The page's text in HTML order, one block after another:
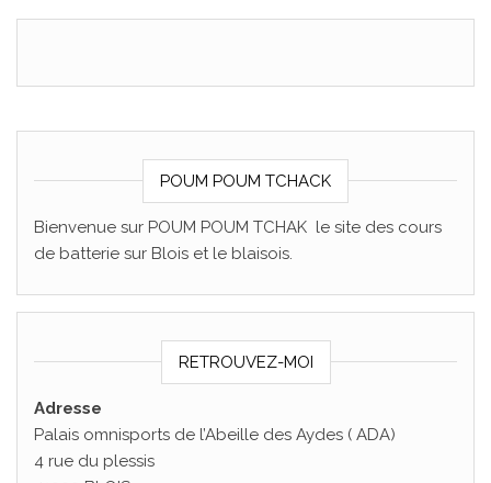
POUM POUM TCHACK
Bienvenue sur POUM POUM TCHAK le site des cours
de batterie sur Blois et le blaisois.
RETROUVEZ-MOI
Adresse
Palais omnisports de l’Abeille des Aydes ( ADA)
4 rue du plessis